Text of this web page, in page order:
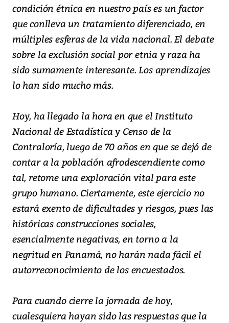
condición étnica en nuestro país es un factor
que conlleva un tratamiento diferenciado, en
múltiples esferas de la vida nacional. El debate
sobre la exclusión social por etnia y raza ha
sido sumamente interesante. Los aprendizajes
lo han sido mucho más.
Hoy, ha llegado la hora en que el Instituto
Nacional de Estadística y Censo de la
Contraloría, luego de 70 años en que se dejó de
contar a la población afrodescendiente como
tal, retome una exploración vital para este
grupo humano. Ciertamente, este ejercicio no
estará exento de dificultades y riesgos, pues las
históricas construcciones sociales,
esencialmente negativas, en torno a la
negritud en Panamá, no harán nada fácil el
autorreconocimiento de los encuestados.
Para cuando cierre la jornada de hoy,
cualesquiera hayan sido las respuestas que la